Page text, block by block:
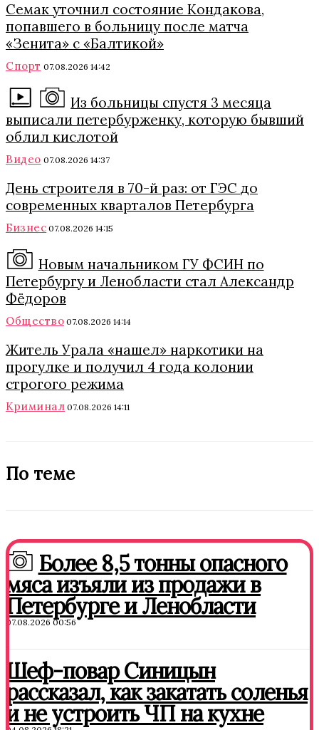
Семак уточнил состояние Кондакова,
попавшего в больницу после матча
«Зенита» с «Балтикой»
Спорт 07.08.2026 14:42
Из больницы спустя 3 месяца
выписали петербурженку, которую бывший
облил кислотой
Видео 07.08.2026 14:37
День строителя в 70-й раз: от ГЭС до
современных кварталов Петербурга
Бизнес 07.08.2026 14:15
Новым начальником ГУ ФСИН по
Петербургу и Ленобласти стал Александр
Фёдоров
Общество 07.08.2026 14:14
Житель Урала «нашел» наркотики на
прогулке и получил 4 года колонии
строгого режима
Криминал 07.08.2026 14:11
По теме
Более 8,5 тонны опасного
мяса изъяли из продажи в
Петербурге и Ленобласти
07.08.2026 00:56
Шеф-повар Синицын
рассказал, как закатать соленья
и не устроить ЧП на кухне